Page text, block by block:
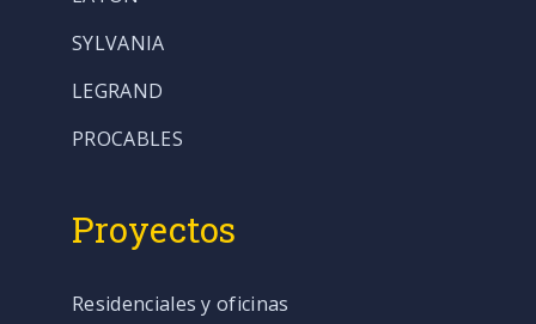
SYLVANIA
LEGRAND
PROCABLES
Proyectos
Residenciales y oficinas